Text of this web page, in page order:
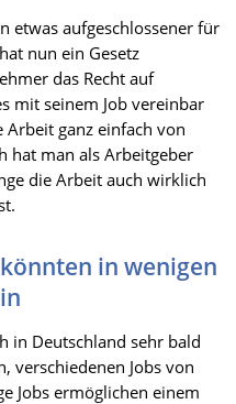
etwas aufgeschlossener für
nun ein Gesetz
das Recht auf
mit seinem Job vereinbar
Arbeit ganz einfach von
hat man als Arbeitgeber
die Arbeit auch wirklich
in wenigen
in Deutschland sehr bald
verschiedenen Jobs von
Jobs ermöglichen einem